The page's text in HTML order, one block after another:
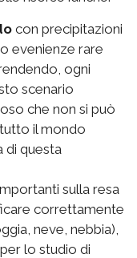
con precipitazioni
evenienze rare
ogni
scenario
che non si può
il mondo
di questa
sulla resa
correttamente
neve, nebbia),
lo studio di